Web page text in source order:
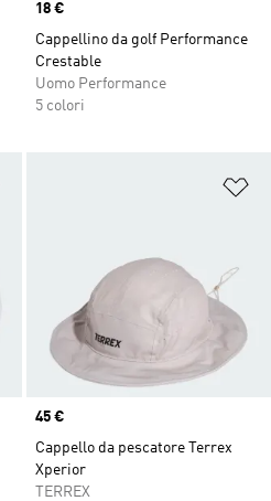
Price
18 €
Cappellino da golf Performance
Crestable
Uomo Performance
5 colori
Aggiungi alla lista dei desideri
Price
45 €
Cappello da pescatore Terrex
Xperior
TERREX